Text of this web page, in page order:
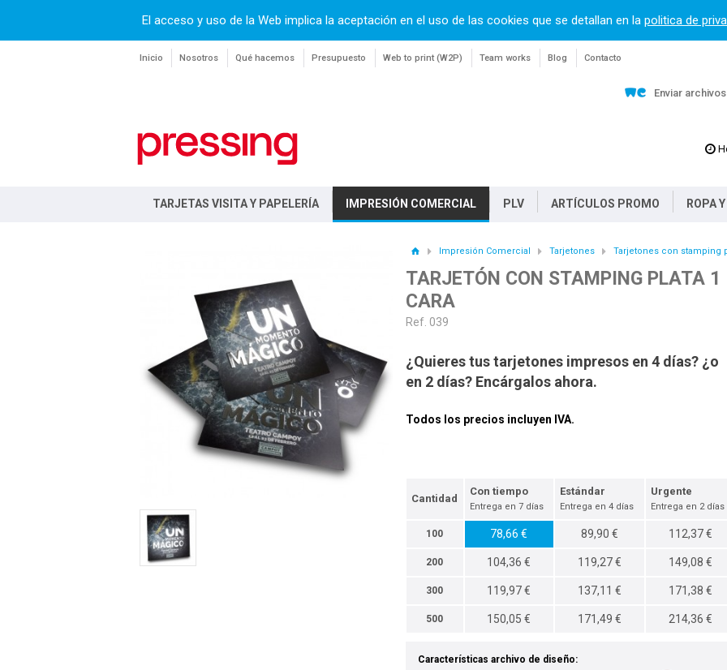
El acceso y uso de la Web implica la aceptación en el uso de las cookies que se detallan en la politica de
Inicio Nosotros Qué hacemos Presupuesto Web to print (W2P) Team works Blog Contacto
Enviar
TARJETAS VISITA Y PAPELERÍA IMPRESIÓN COMERCIAL PLV ARTÍCULOS PROMO ROPA
Impresión Comercial Tarjetones Tarjetones con stamping
TARJETÓN CON STAMPING PLATA 1
CARA
Ref. 039
¿Quieres tus tarjetones impresos en 4 días? ¿o
en 2 días? Encárgalos ahora.
Todos los precios incluyen IVA.
Cantidad
Con tiempo
Entrega en 7 días
Estándar
Entrega en 4 días
Urgente
Entrega en 2 días
100 78,66 € 89,90 € 112,37 €
200 104,36 € 119,27 € 149,08 €
300 119,97 € 137,11 € 171,38 €
500 150,05 € 171,49 € 214,36 €
Características archivo de diseño: